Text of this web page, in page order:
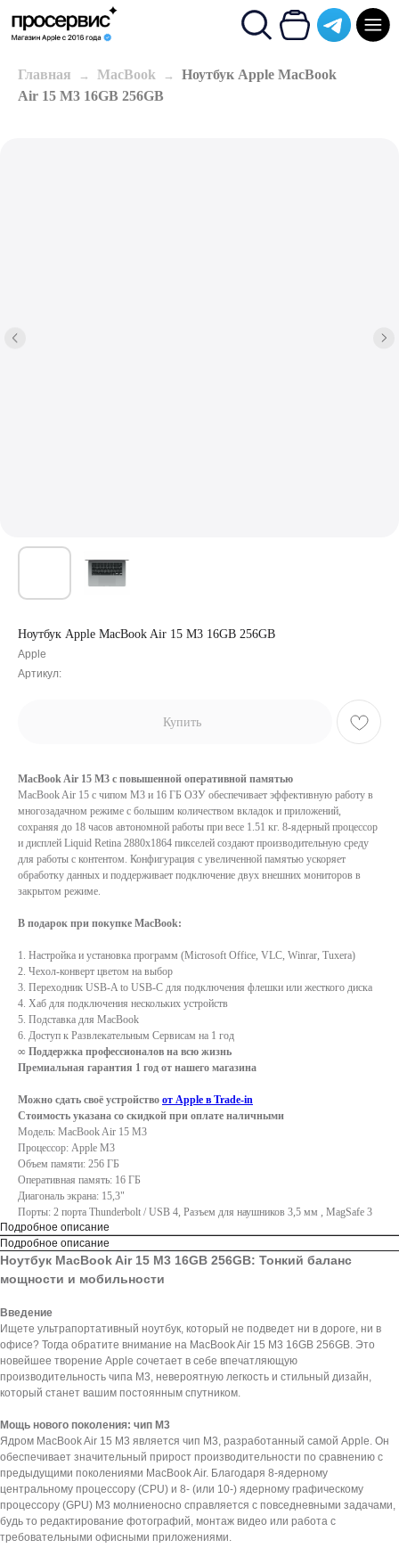
Главная MacBook
Ноутбук Apple MacBook
Air 15 M3 16GB 256GB
Ноутбук Apple MacBook Air 15 M3 16GB 256GB
Apple
Артикул:
Купить
MacBook Air 15 M3 с повышенной оперативной памятью
MacBook Air 15 с чипом M3 и 16 ГБ ОЗУ обеспечивает эффективную работу в
многозадачном режиме с большим количеством вкладок и приложений,
сохраняя до 18 часов автономной работы при весе 1.51 кг. 8-ядерный процессор
и дисплей Liquid Retina 2880x1864 пикселей создают производительную среду
для работы с контентом. Конфигурация с увеличенной памятью ускоряет
обработку данных и поддерживает подключение двух внешних мониторов в
закрытом режиме.
В подарок при покупке MacBook:
1. Настройка и установка программ (Microsoft Office, VLC, Winrar, Tuxera)
2. Чехол-конверт цветом на выбор
3. Переходник USB-A to USB-C для подключения флешки или жесткого диска
4. Хаб для подключения нескольких устройств
5. Подставка для MacBook
6. Доступ к Развлекательным Сервисам на 1 год
∞ Поддержка профессионалов на всю жизнь
Премиальная гарантия 1 год от нашего магазина
Можно сдать своё устройство от Apple в Trade-in
Стоимость указана со скидкой при оплате наличными
Модель: MacBook Air 15 M3
Процессор: Apple M3
Объем памяти: 256 ГБ
Оперативная память: 16 ГБ
Диагональ экрана: 15,3"
Порты: 2 порта Thunderbolt / USB 4, Разъем для наушников 3,5 мм , MagSafe 3
Подробное описание
Подробное описание
Ноутбук MacBook Air 15 M3 16GB 256GB: Тонкий баланс
мощности и мобильности
Введение
Ищете ультрапортативный ноутбук, который не подведет ни в дороге, ни в
офисе? Тогда обратите внимание на MacBook Air 15 M3 16GB 256GB. Это
новейшее творение Apple сочетает в себе впечатляющую
производительность чипа M3, невероятную легкость и стильный дизайн,
который станет вашим постоянным спутником.
Мощь нового поколения: чип M3
Ядром MacBook Air 15 M3 является чип M3, разработанный самой Apple. Он
обеспечивает значительный прирост производительности по сравнению с
предыдущими поколениями MacBook Air. Благодаря 8-ядерному
центральному процессору (CPU) и 8- (или 10-) ядерному графическому
процессору (GPU) M3 молниеносно справляется с повседневными задачами,
будь то редактирование фотографий, монтаж видео или работа с
требовательными офисными приложениями.